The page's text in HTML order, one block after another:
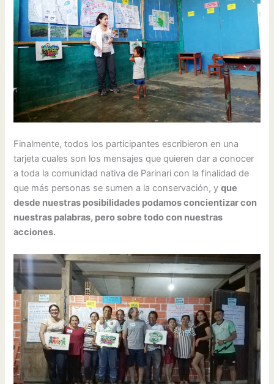
Finalmente, todos los participantes escribieron en una
tarjeta cuales son los mensajes que quieren dar a conocer
a toda la comunidad nativa de Parinari con la finalidad de
que más personas se sumen a la conservación, yque
desde nuestras posibilidades podamos concientizar con
nuestras palabras, pero sobre todo con nuestras
acciones.